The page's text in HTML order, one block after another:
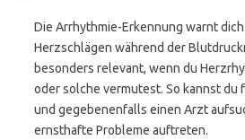
Die Arrhythmie-Erkennung warnt
Herzschlägen während der
besonders relevant, wenn du
oder solche vermutest. So kannst du
und gegebenenfalls einen Arzt
ernsthafte Probleme auftreten.